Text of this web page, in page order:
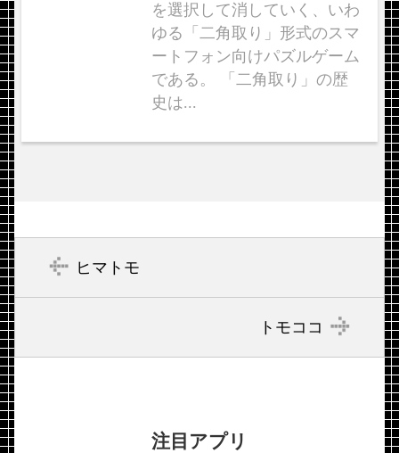
を選択して消していく、いわ
ゆる「二角取り」形式のスマ
ートフォン向けパズルゲーム
である。 「二角取り」の歴
史は...
ヒマトモ
トモココ
注目アプリ